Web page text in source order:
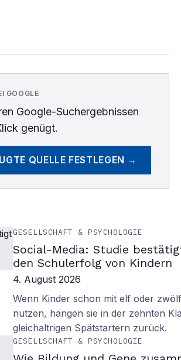
GOOGLE
Google-Suchergebnissen
genügt.
QUELLE FESTLEGEN →
GESELLSCHAFT & PSYCHOLOGIE
Social-Media: Studie
den Schulerfolg von Kindern
4. August 2026
Wenn Kinder schon mit elf oder
nutzen, hängen sie in der zehnten
gleichaltrigen Spätstartern zurück.
GESELLSCHAFT & PSYCHOLOGIE